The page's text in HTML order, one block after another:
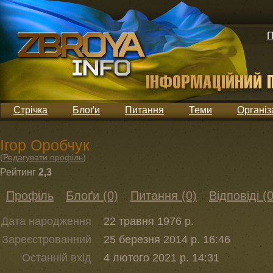
Стрічка Блоґи Питання Теми
Ігор Оробчук
(Редагувати профіль)
Рейтинг 2,3
Профіль Блоґи (0) Питання (0) Відповіді
Дата народження
22 травня 1976 р.
Зареєстрованний
25 березня 2014 р. 16:46
Останній вхід
4 лютого 2021 р. 14:31